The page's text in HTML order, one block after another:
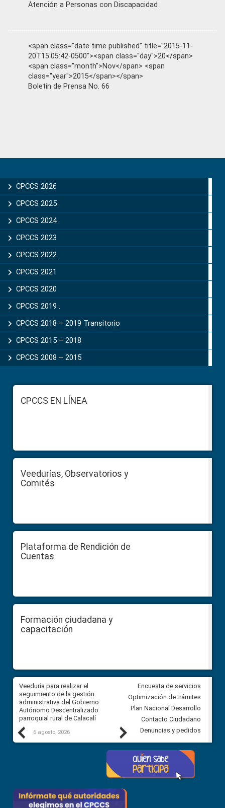
Atención a Personas con Discapacidad
<span class="date time published" title="2015-11-
20T15:05:42-0500"><span class="day">20</span>
<span class="month">Nov</span> <span
class="year">2015</span></span>
Boletín de Prensa No. 66
Sidebar
CPCCS 2026
CPCCS 2025
CPCCS 2024
CPCCS 2023
CPCCS 2022
CPCCS 2021
CPCCS 2020
CPCCS 2019 .
CPCCS 2018 – 2019 Transitorio
CPCCS 2015 – 2018
CPCCS 2008 – 2015
FooterCPCCS EN LÍNEA
Veedurías, Observatorios y
Comités
Plataforma de Rendición de
Cuentas
Formación ciudadana y
capacitación
Previous
Veeduría para realizar el
seguimiento de la gestión
administrativa del Gobierno
Autónomo Descentralizado
parroquial rural de Calacalí
6 agosto, 2026
Veeduría para vigilar los
derivados de la Audiencia
comunidad Urbina, parroquia
Carolina
5 agosto, 2026
Next
Encuesta de servicios
Optimización de trámites
Plan Nacional Desarrollo
Contacto Ciudadano
Denuncias y pedidos